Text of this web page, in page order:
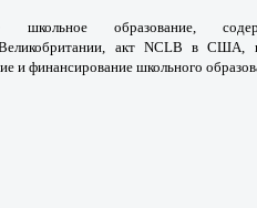
школьное образование,
акт NCLB в США,
и финансирование школьного